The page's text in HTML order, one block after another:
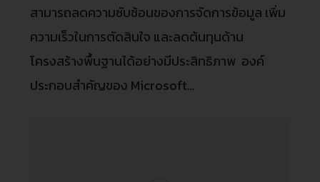
สามารถลดความซับซ้อนของการจัดการข้อมูล เพิ่ม
ความเร็วในการตัดสินใจ และลดต้นทุนด้าน
โครงสร้างพื้นฐานได้อย่างมีประสิทธิภาพ องค์
ประกอบสำคัญของ Microsoft…